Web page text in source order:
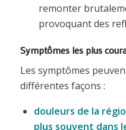
remonter
provoquant des
Symptômes les plus
Les symptômes
différentes façons :
douleurs de la
plus souvent dans